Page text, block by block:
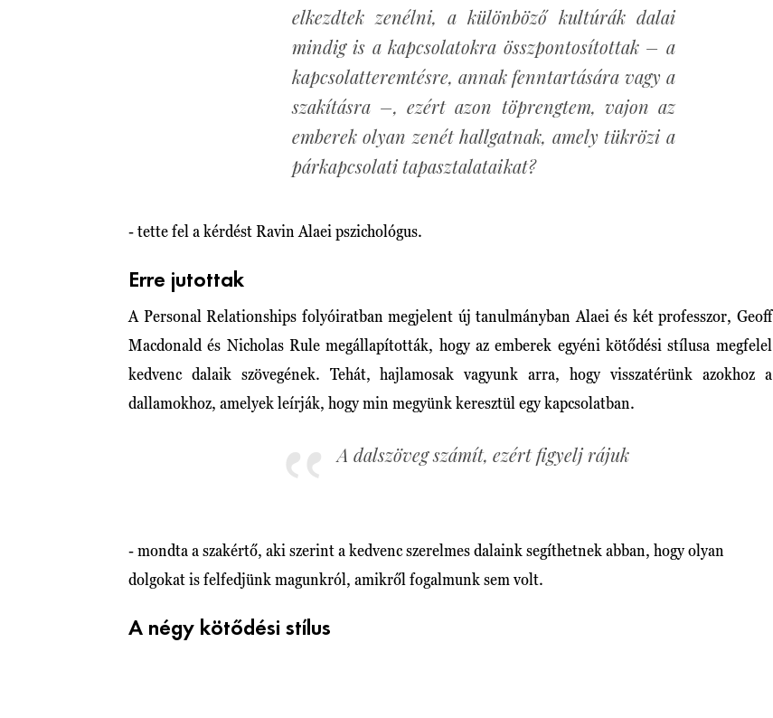
elkezdtek zenélni, a különböző kultúrák dalai
mindig is a kapcsolatokra összpontosítottak – a
kapcsolatteremtésre, annak fenntartására vagy a
szakításra –, ezért azon töprengtem, vajon az
emberek olyan zenét hallgatnak, amely tükrözi a
párkapcsolati tapasztalataikat?
- tette fel a kérdést Ravin Alaei pszichológus.
Erre jutottak
A Personal Relationships folyóiratban megjelent új tanulmányban Alaei és két professzor, Geoff
Macdonald és Nicholas Rule megállapították, hogy az emberek egyéni kötődési stílusa megfelel
kedvenc dalaik szövegének. Tehát, hajlamosak vagyunk arra, hogy visszatérünk azokhoz a
dallamokhoz, amelyek leírják, hogy min megyünk keresztül egy kapcsolatban.
A dalszöveg számít, ezért figyelj rájuk
- mondta a szakértő, aki szerint a kedvenc szerelmes dalaink segíthetnek abban, hogy olyan
dolgokat is felfedjünk magunkról, amikről fogalmunk sem volt.
A négy kötődési stílus